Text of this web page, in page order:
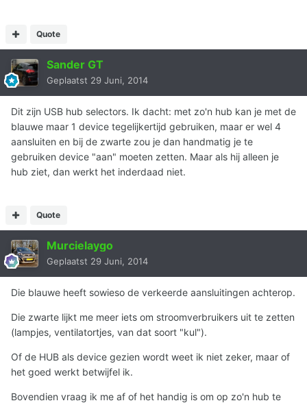
Quote
Sander GT
Geplaatst 29 Juni, 2014
Dit zijn USB hub selectors. Ik dacht: met zo'n hub kan je met de
blauwe maar 1 device tegelijkertijd gebruiken, maar er wel 4
aansluiten en bij de zwarte zou je dan handmatig je te
gebruiken device "aan" moeten zetten. Maar als hij alleen je
hub ziet, dan werkt het inderdaad niet.
Quote
Murcielaygo
Geplaatst 29 Juni, 2014
Die blauwe heeft sowieso de verkeerde aansluitingen achterop.
Die zwarte lijkt me meer iets om stroomverbruikers uit te zetten
(lampjes, ventilatortjes, van dat soort "kul").
Of de HUB als device gezien wordt weet ik niet zeker, maar of
het goed werkt betwijfel ik.
Bovendien vraag ik me af of het handig is om op zo'n hub te